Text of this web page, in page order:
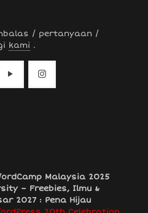
/ pertanyaan /
kami .
Malaysia 2025
– Freebies, Ilmu &
2027 : Pena Hijau